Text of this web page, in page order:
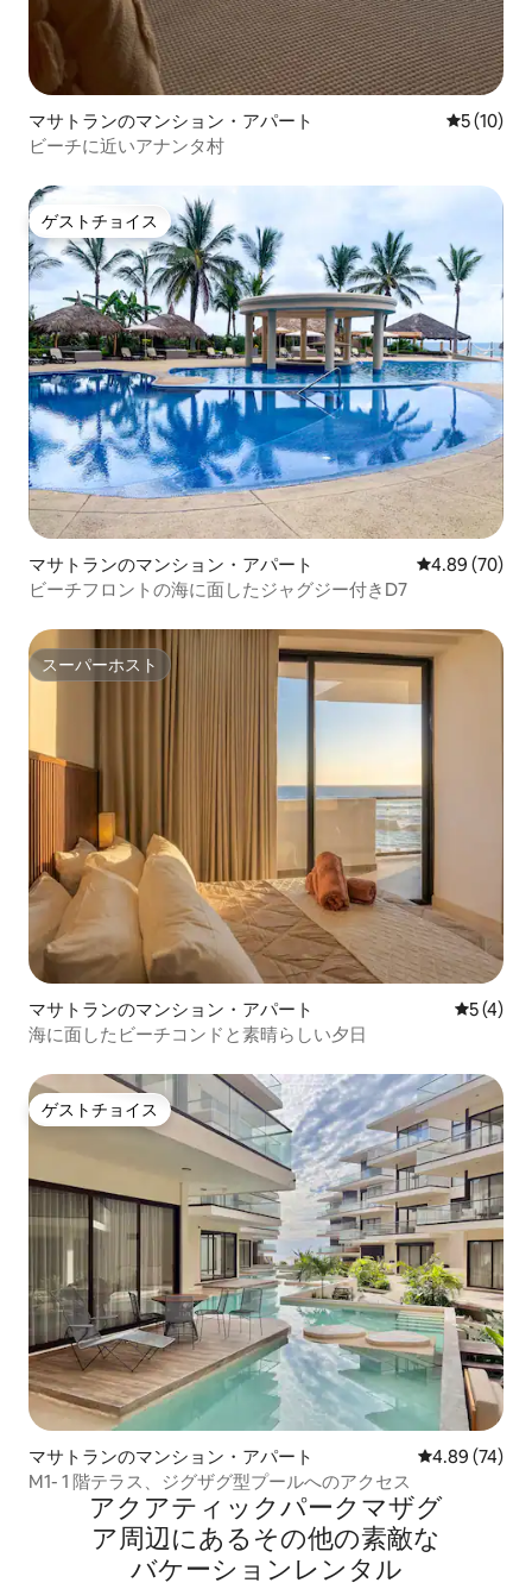
マサトランのマンション・アパート レビュー
5 (10)
ビーチに近いアナンタ村
ゲストチョイス
ゲストチョイス
マサトランのマンション・アパート レビュー70
4.89 (70)
ビーチフロントの海に面したジャグジー付きD7
スーパーホスト
スーパーホスト
マサトランのマンション・アパート レビュー
5 (4)
海に面したビーチコンドと素晴らしい夕日
ゲストチョイス
ゲストチョイス
マサトランのマンション・アパート レビュー74
4.89 (74)
M1- 1 階テラス、ジグザグ型プールへのアクセス
アクアティックパークマザグ
ア⁠周⁠辺⁠に⁠あ⁠るそ⁠の⁠他⁠の素⁠敵⁠な
バ⁠ケ⁠ー⁠シ⁠ョ⁠ン⁠レ⁠ン⁠タ⁠ル